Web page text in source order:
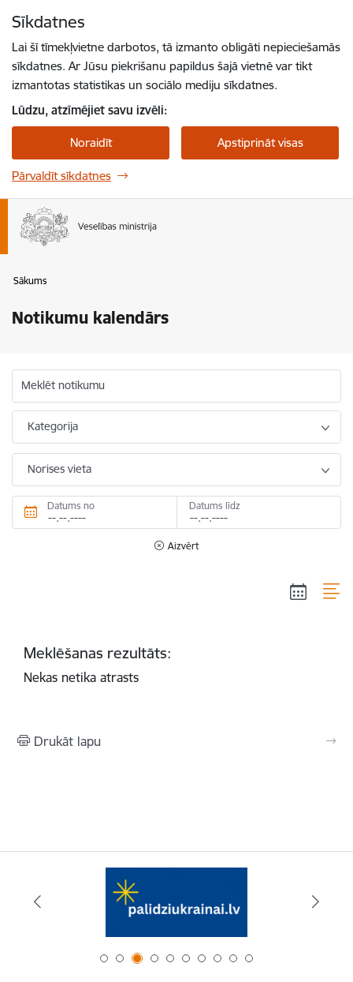
Sīkdatnes
Lai šī tīmekļvietne darbotos, tā izmanto obligāti nepieciešamās
sīkdatnes. Ar Jūsu piekrišanu papildus šajā vietnē var tikt
izmantotas statistikas un sociālo mediju sīkdatnes.
Lūdzu, atzīmējiet savu izvēli:
Noraidīt Apstiprināt visas
Pārvaldīt sīkdatnes
Sākums
Notikumu kalendārs
Meklēt notikumu
Kategorija
Norises vieta
Datums no Datums līdz
Aizvērt
Meklēšanas rezultāts:
Nekas netika atrasts
Drukāt lapu